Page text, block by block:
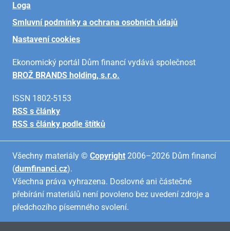
Loga
Smluvní podmínky a ochrana osobních údajů
Nastavení cookies
Ekonomický portál Dům financí vydává společnost
BROŽ BRANDS holding, s.r.o.
ISSN 1802-5153
RSS s články
RSS s články podle štítků
Všechny materiály © Copyright 2006–2026 Dům financí
(dumfinanci.cz).
Všechna práva vyhrazena. Doslovné ani částečné
přebírání materiálů není povoleno bez uvedení zdroje a
předchozího písemného svolení.